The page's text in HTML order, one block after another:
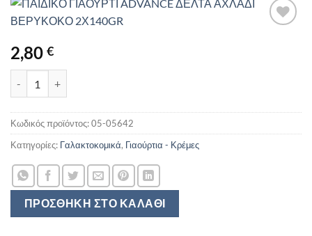
2,80 €
ΠΡΟΣΘΉΚΗ ΣΤΟ ΚΑΛΆΘΙ
Κωδικός προϊόντος:05-05642
Κατηγορίες: Γαλακτοκομικά, Γιαούρτια - Κρέμες